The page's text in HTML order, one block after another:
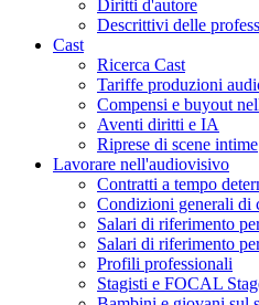
Diritti d'autore
Descrittivi delle
Cast
Ricerca Cast
Tariffe produzioni
Compensi e buyout
Aventi diritti e IA
Riprese di scene intime
Lavorare nell'audiovisivo
Contratti a tempo
Condizioni generali di
Salari di riferimento
Salari di riferimento
Profili professionali
Stagisti e FOCAL